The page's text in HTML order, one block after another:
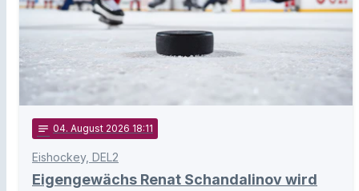
notes 04. August 2026 18:11
Eishockey, DEL2
Eigengewächs Renat Schandalinov wird